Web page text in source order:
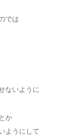
では
ないように
か
ようにして